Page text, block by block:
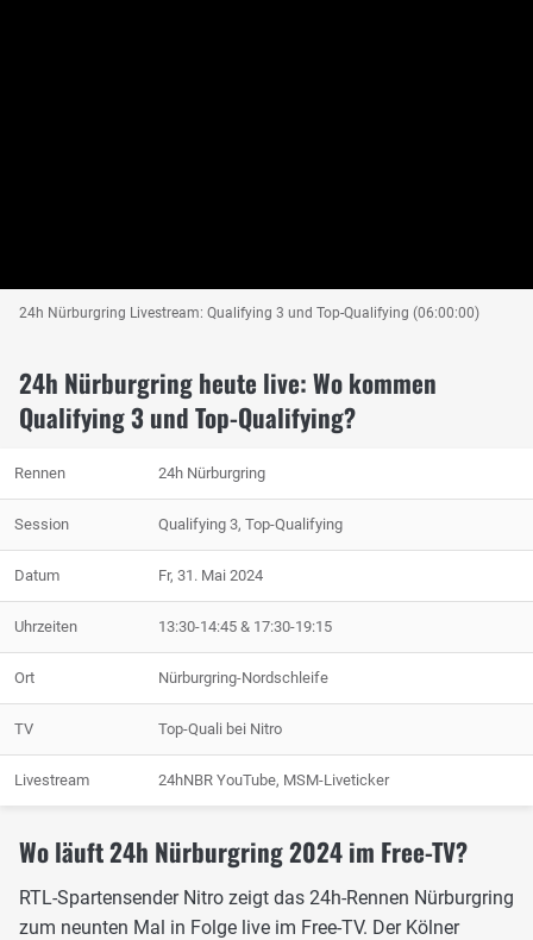
24h Nürburgring Livestream: Qualifying 3 und Top-Qualifying (06:00:00)
24h Nürburgring heute live: Wo kommen
Qualifying 3 und Top-Qualifying?
Rennen 24h Nürburgring
Session Qualifying 3, Top-Qualifying
Datum Fr, 31. Mai 2024
Uhrzeiten 13:30-14:45 & 17:30-19:15
Ort Nürburgring-Nordschleife
TV Top-Quali bei Nitro
Livestream 24hNBR YouTube, MSM-Liveticker
Wo läuft 24h Nürburgring 2024 im Free-TV?
RTL-Spartensender Nitro zeigt das 24h-Rennen Nürburgring
zum neunten Mal in Folge live im Free-TV. Der Kölner